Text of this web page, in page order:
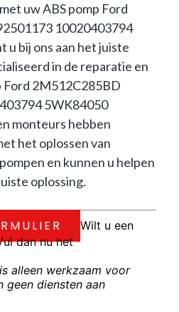
uw ABS pomp Ford
10020403794
u bij ons aan het juiste
in de reparatie en
Ford 2M512C285BD
5WK84050
monteurs hebben
het oplossen van
en kunnen u helpen
oplossing.
Wilt u een
dan nu het
alleen werkzaam voor
geen diensten aan